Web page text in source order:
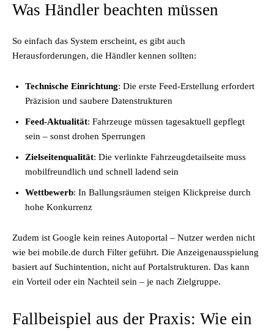
Was Händler beachten müssen
So einfach das System erscheint, es gibt auch
Herausforderungen, die Händler kennen sollten:
Technische Einrichtung: Die erste Feed-Erstellung erfordert
Präzision und saubere Datenstrukturen
Feed-Aktualität: Fahrzeuge müssen tagesaktuell gepflegt
sein – sonst drohen Sperrungen
Zielseitenqualität: Die verlinkte Fahrzeugdetailseite muss
mobilfreundlich und schnell ladend sein
Wettbewerb: In Ballungsräumen steigen Klickpreise durch
hohe Konkurrenz
Zudem ist Google kein reines Autoportal – Nutzer werden nicht
wie bei mobile.de durch Filter geführt. Die Anzeigenausspielung
basiert auf Suchintention, nicht auf Portalstrukturen. Das kann
ein Vorteil oder ein Nachteil sein – je nach Zielgruppe.
Fallbeispiel aus der Praxis: Wie ein